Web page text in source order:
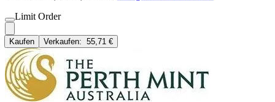
Limit Order
Kaufen Verkaufen: 55,71 €